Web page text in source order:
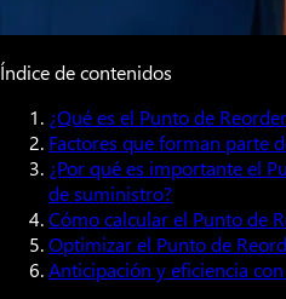
Índice de contenidos
¿Qué es el Punto de
Factores que forman parte
¿Por qué es importante el
de suministro?
Cómo calcular el Punto de
Optimizar el Punto de
Anticipación y eficiencia